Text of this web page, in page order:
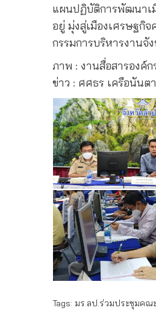
แผนปฏิบัติการพัฒนาเ
อยู่ มุ่งสู่เมืองเศรษฐกิ
กรรมการบริหารงานจั
ภาพ : งานสื่อสารองค์ก
ข่าว : ศศธร เครือนันตา
Tags: มร.ลป.ร่วมประชุมคณ